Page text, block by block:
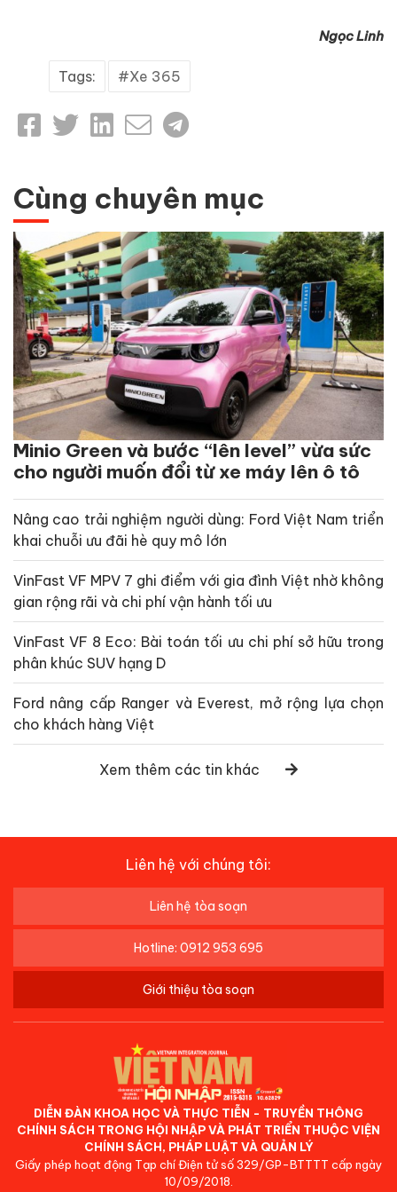
Ngọc Linh
Tags: Xe 365
Cùng chuyên mục
Minio Green và bước “lên level” vừa sức
cho người muốn đổi từ xe máy lên ô tô
Nâng cao trải nghiệm người dùng: Ford Việt Nam triển
khai chuỗi ưu đãi hè quy mô lớn
VinFast VF MPV 7 ghi điểm với gia đình Việt nhờ không
gian rộng rãi và chi phí vận hành tối ưu
VinFast VF 8 Eco: Bài toán tối ưu chi phí sở hữu trong
phân khúc SUV hạng D
Ford nâng cấp Ranger và Everest, mở rộng lựa chọn
cho khách hàng Việt
Xem thêm các tin khác
Liên hệ với chúng tôi:
Liên hệ tòa soạn
Hotline: 0912 953 695
Giới thiệu tòa soạn
DIỄN ĐÀN KHOA HỌC VÀ THỰC TIỄN - TRUYỀN THÔNG
CHÍNH SÁCH TRONG HỘI NHẬP VÀ PHÁT TRIỂN THUỘC VIỆN
CHÍNH SÁCH, PHÁP LUẬT VÀ QUẢN LÝ
Giấy phép hoạt động Tạp chí Điện tử số 329/GP-BTTTT cấp ngày
10/09/2018.